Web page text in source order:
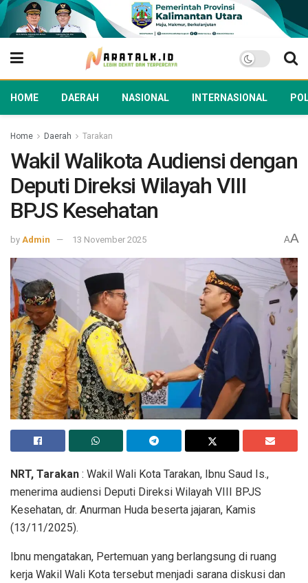
HOME DAERAH NASIONAL INTERNASIONAL
Home Daerah Tarakan
Wakil Walikota Audiensi dengan
Deputi Direksi Wilayah VIII
BPJS Kesehatan
by Admin 13 November 2025 AA
NRT, Tarakan : Wakil Wali Kota Tarakan, Ibnu Saud Is.,
menerima audiensi Deputi Direksi Wilayah VIII BPJS
Kesehatan, dr. Anurman Huda beserta jajaran, Kamis
(13/11/2025).
Ibnu mengatakan, Pertemuan yang berlangsung di ruang
kerja Wakil Wali Kota tersebut menjadi sarana diskusi dan